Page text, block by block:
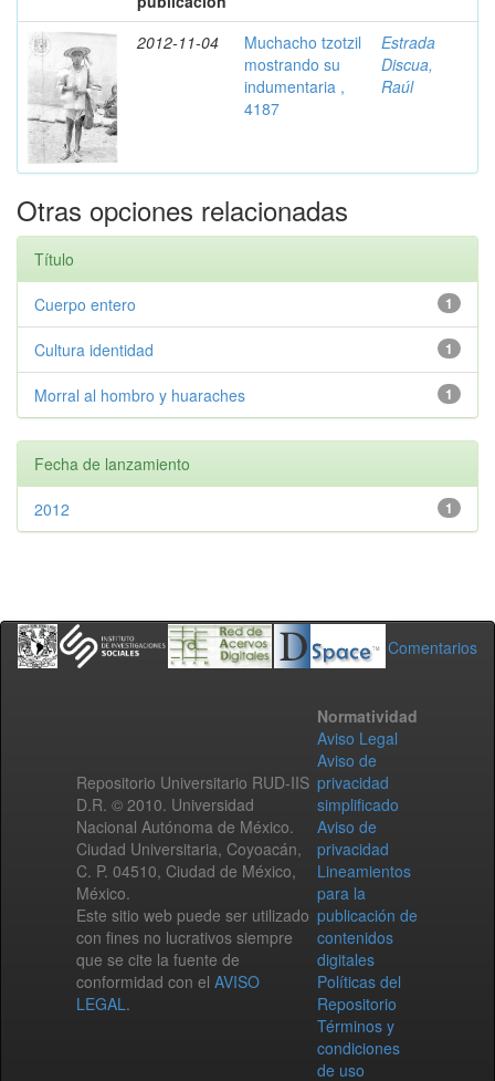
2012-11-04
Muchacho tzotzil
mostrando su
indumentaria ,
4187
Estrada
Discua,
Raúl
Otras opciones relacionadas
Título
1
Cuerpo entero
1
Cultura identidad
1
Morral al hombro y huaraches
Fecha de lanzamiento
1
2012
Comentarios
Repositorio Universitario RUD-IIS
D.R. © 2010. Universidad
Nacional Autónoma de México.
Ciudad Universitaria, Coyoacán,
C. P. 04510, Ciudad de México,
México.
Este sitio web puede ser utilizado
con fines no lucrativos siempre
que se cite la fuente de
conformidad con el AVISO
LEGAL.
Normatividad
Aviso Legal
Aviso de
privacidad
simplificado
Aviso de
privacidad
Lineamientos
para la
publicación de
contenidos
digitales
Políticas del
Repositorio
Términos y
condiciones
de uso